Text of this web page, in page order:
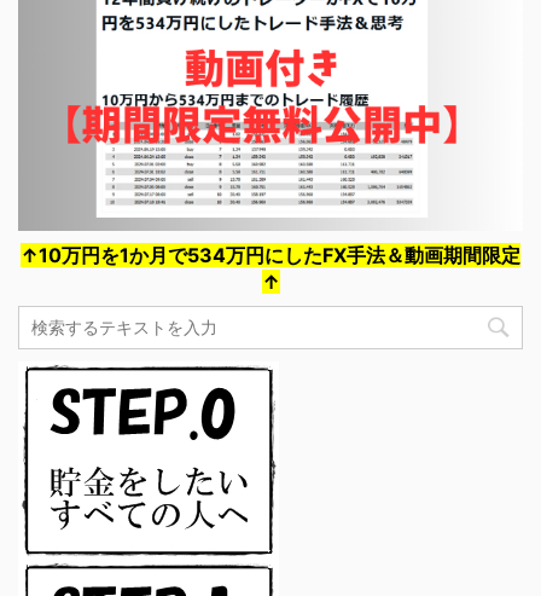
↑10万円を1か月で534万円にしたFX手法＆動画期間限定
↑